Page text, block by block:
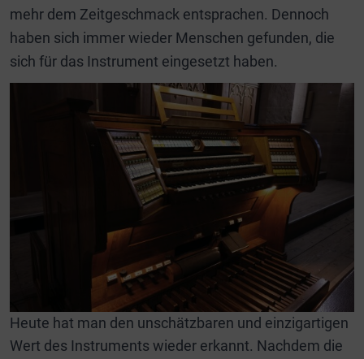
mehr dem Zeitgeschmack entsprachen. Dennoch
haben sich immer wieder Menschen gefunden, die
sich für das Instrument eingesetzt haben.
Heute hat man den unschätzbaren und einzigartigen
Wert des Instruments wieder erkannt. Nachdem die